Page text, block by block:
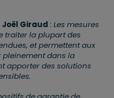
Giraud : Les mesures
traiter la plupart des
et permettent aux
pleinement dans la
apporter des solutions